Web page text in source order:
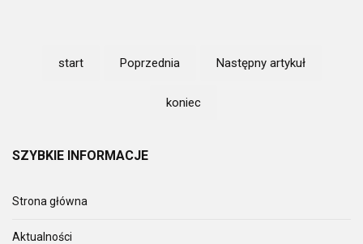
start Poprzednia Następny artykuł
koniec
SZYBKIE INFORMACJE
Strona główna
Aktualności